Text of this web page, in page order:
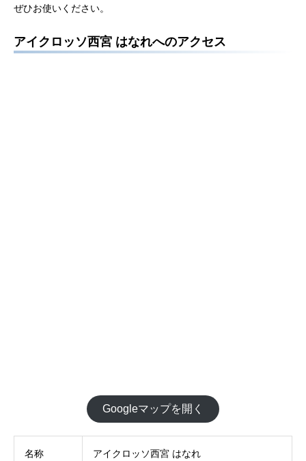
ぜひお使いください。
アイクロッソ西宮 はなれへのアクセス
Googleマップを開く
名称 アイクロッソ西宮 はなれ